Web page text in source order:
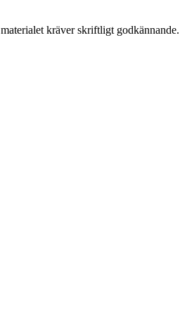
kräver skriftligt godkännande.